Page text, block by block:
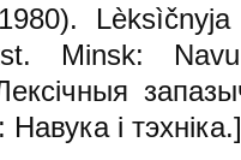
Minsk:
і